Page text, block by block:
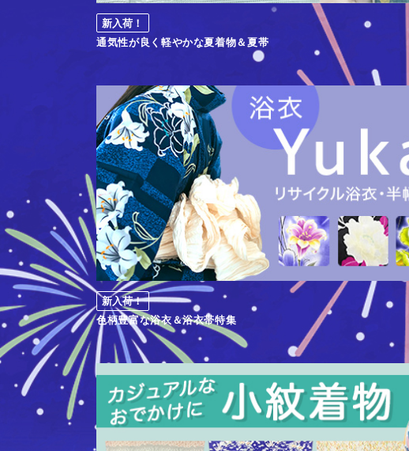
新入荷！
通気性が良く軽やかな夏着物＆夏帯
新入荷！
色柄豊富な浴衣＆浴衣帯特集